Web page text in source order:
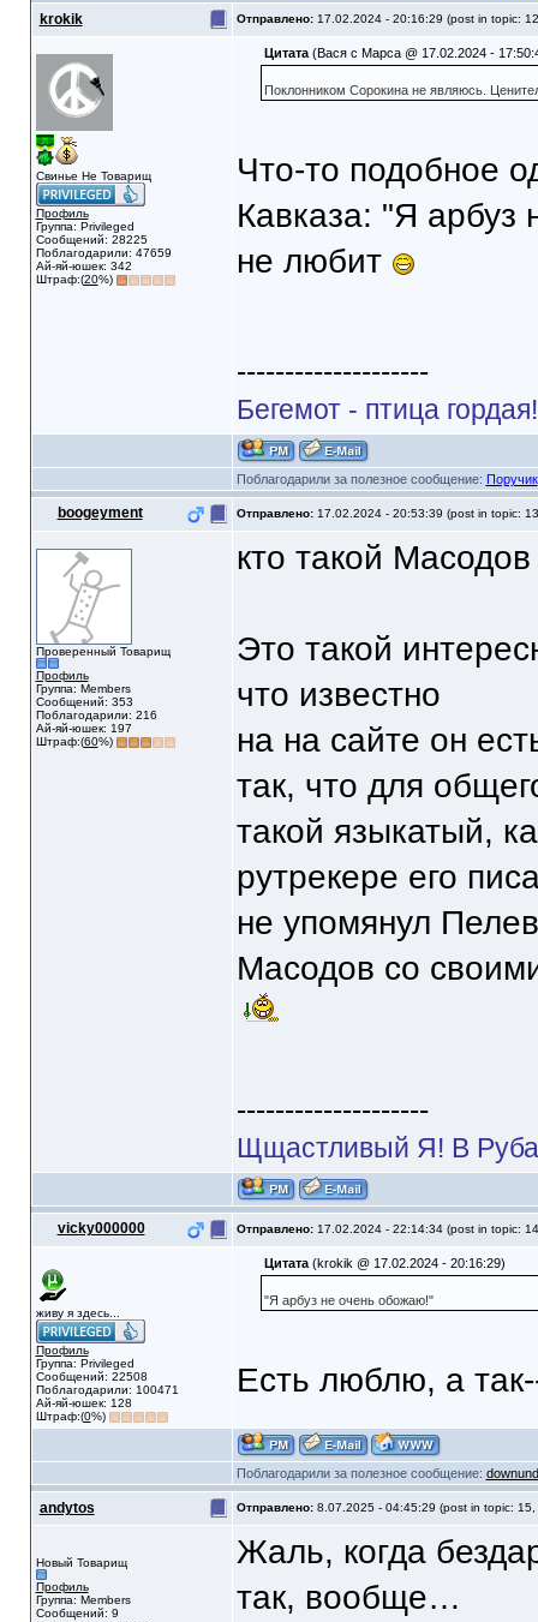
krokik Отправлено: 17.02.2024 - 20:16:29 (post in topic:
Свинье Не Товарищ
Профиль
Группа: Privileged
Сообщений: 28225
Поблагодарили: 47659
Ай-яй-юшек: 342
Штраф:(20%)
Цитата(Вася с Марса @ 17.02.2024 -
Поклонником Сорокина не являюсь.
Что-то подобное
Кавказа: "Я
не любит
--------------------
Бегемот - птица
Поблагодарили за полезное сообщение: Поручик
boogeyment Отправлено: 17.02.2024 - 20:53:39 (post in topic:
Проверенный Товарищ
Профиль
Группа: Members
Сообщений: 353
Поблагодарили: 216
Ай-яй-юшек: 197
Штраф:(60%)
кто такой
Это такой
что известно
на на сайте он
так, что для
такой языкатый,
рутрекере его
не упомянул
Масодов со
--------------------
Щщастливый Я! В
vicky000000 Отправлено: 17.02.2024 - 22:14:34 (post in topic:
живу я здесь...
Профиль
Группа: Privileged
Сообщений: 22508
Поблагодарили: 100471
Ай-яй-юшек: 128
Штраф:(0%)
Цитата(krokik @ 17.02.2024 - 20:16:29)
"Я арбуз не очень обожаю!"
Есть люблю, а
Поблагодарили за полезное сообщение:
andytos Отправлено: 8.07.2025 - 04:45:29 (post in topic: 15,
Новый Товарищ
Профиль
Группа: Members
Сообщений: 9
Жаль, когда
так, вообще…